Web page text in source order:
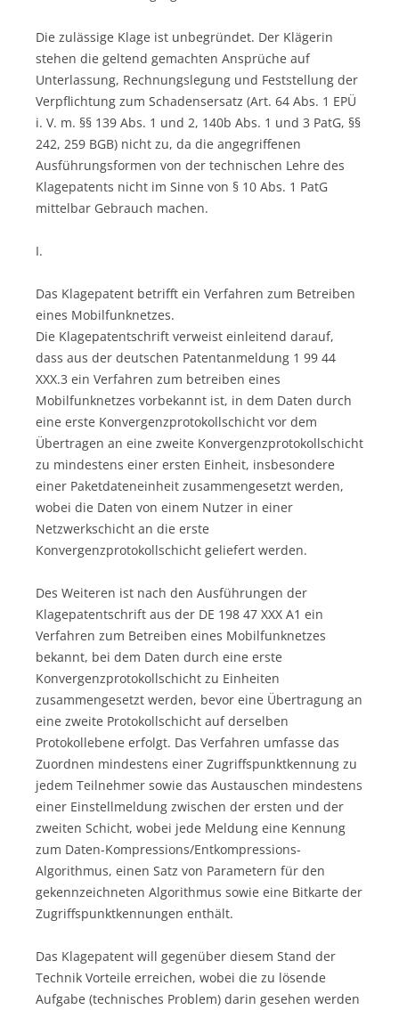
Die zulässige Klage ist unbegründet. Der Klägerin
stehen die geltend gemachten Ansprüche auf
Unterlassung, Rechnungslegung und Feststellung der
Verpflichtung zum Schadensersatz (Art. 64 Abs. 1 EPÜ
i. V. m. §§ 139 Abs. 1 und 2, 140b Abs. 1 und 3 PatG, §§
242, 259 BGB) nicht zu, da die angegriffenen
Ausführungsformen von der technischen Lehre des
Klagepatents nicht im Sinne von § 10 Abs. 1 PatG
mittelbar Gebrauch machen.
I.
Das Klagepatent betrifft ein Verfahren zum Betreiben
eines Mobilfunknetzes.
Die Klagepatentschrift verweist einleitend darauf,
dass aus der deutschen Patentanmeldung 1 99 44
XXX.3 ein Verfahren zum betreiben eines
Mobilfunknetzes vorbekannt ist, in dem Daten durch
eine erste Konvergenzprotokollschicht vor dem
Übertragen an eine zweite Konvergenzprotokollschicht
zu mindestens einer ersten Einheit, insbesondere
einer Paketdateneinheit zusammengesetzt werden,
wobei die Daten von einem Nutzer in einer
Netzwerkschicht an die erste
Konvergenzprotokollschicht geliefert werden.
Des Weiteren ist nach den Ausführungen der
Klagepatentschrift aus der DE 198 47 XXX A1 ein
Verfahren zum Betreiben eines Mobilfunknetzes
bekannt, bei dem Daten durch eine erste
Konvergenzprotokollschicht zu Einheiten
zusammengesetzt werden, bevor eine Übertragung an
eine zweite Protokollschicht auf derselben
Protokollebene erfolgt. Das Verfahren umfasse das
Zuordnen mindestens einer Zugriffspunktkennung zu
jedem Teilnehmer sowie das Austauschen mindestens
einer Einstellmeldung zwischen der ersten und der
zweiten Schicht, wobei jede Meldung eine Kennung
zum Daten-Kompressions/Entkompressions-
Algorithmus, einen Satz von Parametern für den
gekennzeichneten Algorithmus sowie eine Bitkarte der
Zugriffspunktkennungen enthält.
Das Klagepatent will gegenüber diesem Stand der
Technik Vorteile erreichen, wobei die zu lösende
Aufgabe (technisches Problem) darin gesehen werden